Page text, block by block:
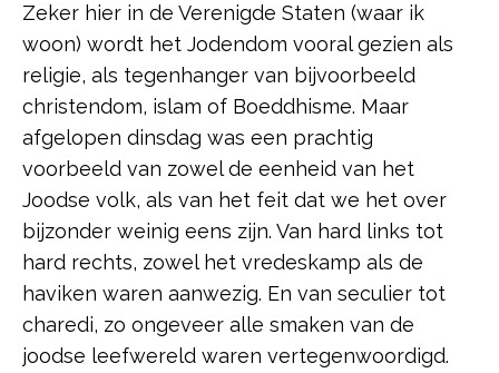
Zeker hier in de Verenigde Staten (waar ik
woon) wordt het Jodendom vooral gezien als
religie, als tegenhanger van bijvoorbeeld
christendom, islam of Boeddhisme. Maar
afgelopen dinsdag was een prachtig
voorbeeld van zowel de eenheid van het
Joodse volk, als van het feit dat we het over
bijzonder weinig eens zijn. Van hard links tot
hard rechts, zowel het vredeskamp als de
haviken waren aanwezig. En van seculier tot
charedi, zo ongeveer alle smaken van de
joodse leefwereld waren vertegenwoordigd.